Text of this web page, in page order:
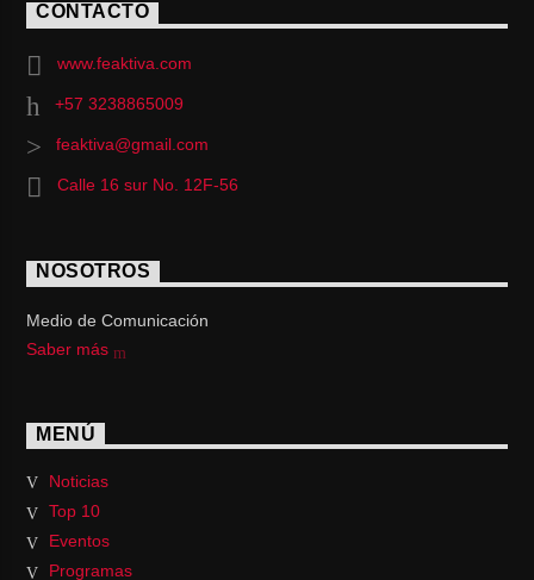
CONTACTO
www.feaktiva.com
+57 3238865009
feaktiva@gmail.com
Calle 16 sur No. 12F-56
NOSOTROS
Medio de Comunicación
Saber más
MENÚ
Noticias
Top 10
Eventos
Programas